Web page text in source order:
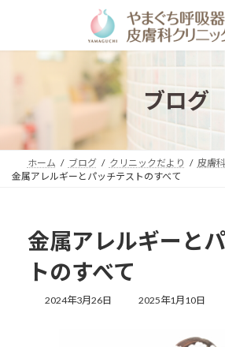
ン
プ
ー
動
ブログ
ホーム ブログ クリニックだより
皮膚科
金属アレルギーとパッチテストのすべて
金属アレルギーと
トのすべて
2024年3月26日
最
2025年1月10日